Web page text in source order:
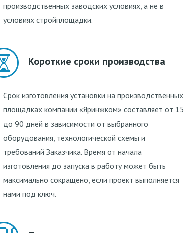
производственных заводских условиях, а не в
условиях стройплощадки.
Короткие сроки производства
Срок изготовления установки на производственных
площадках компании «Яринжком» составляет от 15
до 90 дней в зависимости от выбранного
оборудования, технологической схемы и
требований Заказчика. Время от начала
изготовления до запуска в работу может быть
максимально сокращено, если проект выполняется
нами под ключ.